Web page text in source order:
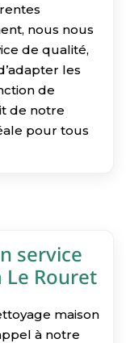
nous nous
de qualité,
les
de
de notre
pour tous
service
Rouret
maison
à notre